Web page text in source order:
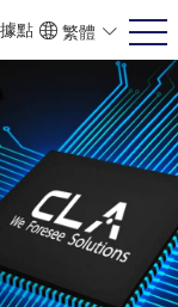
點 繁體
简体
ENG
POR